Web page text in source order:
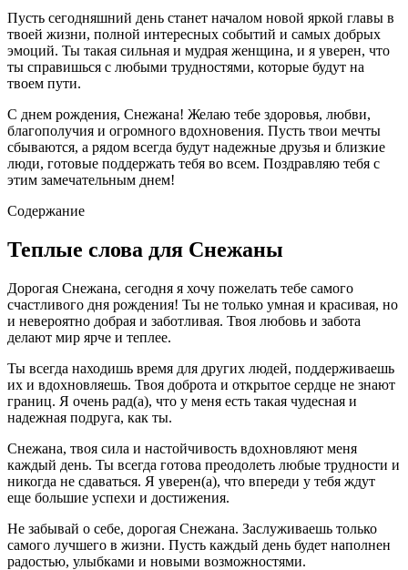
Пусть сегодняшний день станет началом новой яркой главы в
твоей жизни, полной интересных событий и самых добрых
эмоций. Ты такая сильная и мудрая женщина, и я уверен, что
ты справишься с любыми трудностями, которые будут на
твоем пути.
С днем рождения, Снежана! Желаю тебе здоровья, любви,
благополучия и огромного вдохновения. Пусть твои мечты
сбываются, а рядом всегда будут надежные друзья и близкие
люди, готовые поддержать тебя во всем. Поздравляю тебя с
этим замечательным днем!
Содержание
Теплые слова для Снежаны
Дорогая Снежана, сегодня я хочу пожелать тебе самого
счастливого дня рождения! Ты не только умная и красивая, но
и невероятно добрая и заботливая. Твоя любовь и забота
делают мир ярче и теплее.
Ты всегда находишь время для других людей, поддерживаешь
их и вдохновляешь. Твоя доброта и открытое сердце не знают
границ. Я очень рад(а), что у меня есть такая чудесная и
надежная подруга, как ты.
Снежана, твоя сила и настойчивость вдохновляют меня
каждый день. Ты всегда готова преодолеть любые трудности и
никогда не сдаваться. Я уверен(а), что впереди у тебя ждут
еще большие успехи и достижения.
Не забывай о себе, дорогая Снежана. Заслуживаешь только
самого лучшего в жизни. Пусть каждый день будет наполнен
радостью, улыбками и новыми возможностями.